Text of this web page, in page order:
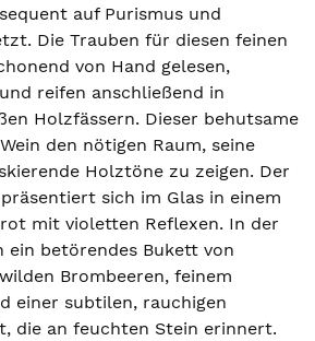
auf Purismus und
Die Trauben für diesen feinen
von Hand gelesen,
reifen anschließend in
Holzfässern. Dieser behutsame
den nötigen Raum, seine
Holztöne zu zeigen. Der
sich im Glas in einem
mit violetten Reflexen. In der
ein betörendes Bukett von
Brombeeren, feinem
einer subtilen, rauchigen
die an feuchten Stein erinnert.